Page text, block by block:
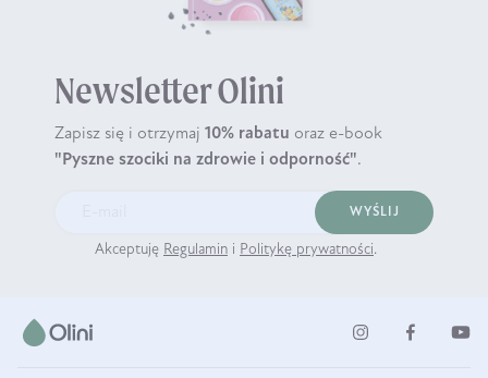
Newsletter Olini
Zapisz się i otrzymaj 10% rabatu oraz e-book
"Pyszne szociki na zdrowie i odporność".
WYŚLIJ
Akceptuję Regulamin i Politykę prywatności.